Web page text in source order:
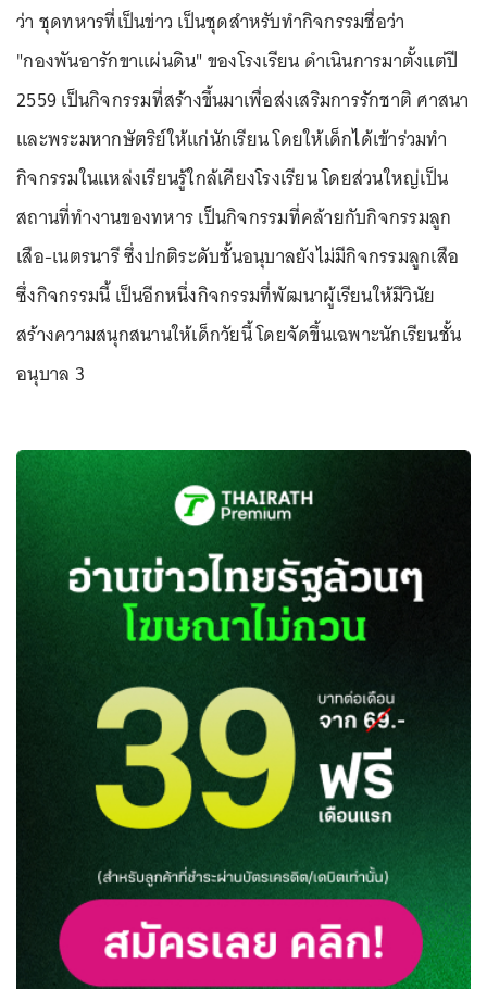
ว่า ชุดทหารที่เป็นข่าว เป็นชุดสำหรับทำกิจกรรมชื่อว่า
"กองพันอารักขาแผ่นดิน" ของโรงเรียน ดำเนินการมาตั้งแต่ปี
2559 เป็นกิจกรรมที่สร้างขึ้นมาเพื่อส่งเสริมการรักชาติ ศาสนา
และพระมหากษัตริย์ให้แก่นักเรียน โดยให้เด็กได้เข้าร่วมทำ
กิจกรรมในแหล่งเรียนรู้ใกล้เคียงโรงเรียน โดยส่วนใหญ่เป็น
สถานที่ทำงานของทหาร เป็นกิจกรรมที่คล้ายกับกิจกรรมลูก
เสือ-เนตรนารี ซึ่งปกติระดับชั้นอนุบาลยังไม่มีกิจกรรมลูกเสือ
ซึ่งกิจกรรมนี้ เป็นอีกหนึ่งกิจกรรมที่พัฒนาผู้เรียนให้มีวินัย
สร้างความสนุกสนานให้เด็กวัยนี้ โดยจัดขึ้นเฉพาะนักเรียนชั้น
อนุบาล 3